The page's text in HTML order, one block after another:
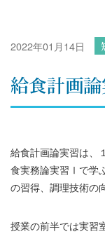
2022年01月14日
給食計画
給食計画論実習は、
食実務論実習Ⅰで学
の習得、調理技術の
授業の前半では実習